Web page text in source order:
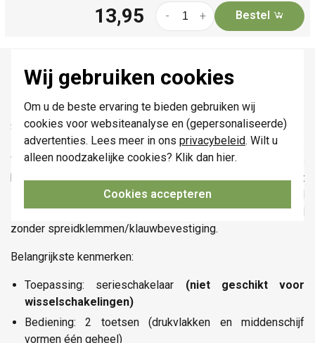
Wij gebruiken cookies
Om u de beste ervaring te bieden gebruiken wij
cookies voor websiteanalyse en (gepersonaliseerde)
advertenties. Lees meer in ons privacybeleid. Wilt u
alleen noodzakelijke cookies? Klik dan hier.
Cookies accepteren
13,95 +
- Bestel
Niko 111-81515 datasheet
Serieschakelaar voor het schakelen van twee afzonderlijke
lichtpunten, met afwerkingsset, bright white (hoogglans).
Wordt geleverd met sokkel (71 x 71 mm) en witte
hoogglanzende afwerkingsset. Bedrading aansluiten met
insteekklemmen (tot 2,5 mm²), geschikt voor standaard
installatie in inbouwdozen van 60 mm. Wordt geleverd
zonder spreidklemmen/klauwbevestiging.
Belangrijkste kenmerken:
Toepassing: serieschakelaar (niet geschikt voor
wisselschakelingen)
Bediening: 2 toetsen (drukvlakken en middenschijf
vormen één geheel)